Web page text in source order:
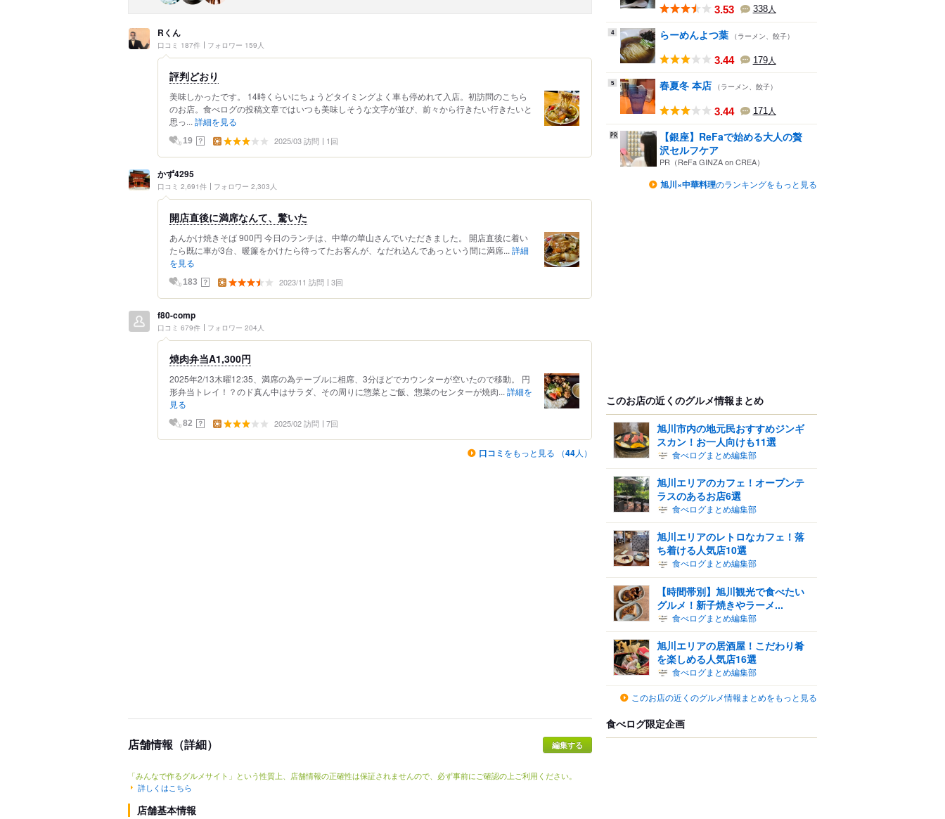
Rくん
口コミ 187件 フォロワー 159人
評判どおり
美味しかったです。 14時くらいにちょうどタイミングよく車も停めれて入店。初訪問のこちら
のお店。食べログの投稿文章ではいつも美味しそうな文字が並び、前々から行きたい行きたいと
思っ... 詳細を見る
19 ？ 2025/03 訪問 1回
かず4295
口コミ 2,691件 フォロワー 2,303人
開店直後に満席なんて、驚いた
あんかけ焼きそば 900円 今日のランチは、中華の華山さんでいただきました。 開店直後に着い
たら既に車が3台、暖簾をかけたら待ってたお客んが、なだれ込んであっという間に満席... 詳細
を見る
183 ？ 2023/11 訪問 3回
f80-comp
口コミ 679件 フォロワー 204人
焼肉弁当A1,300円
2025年2/13木曜12:35、満席の為テーブルに相席、3分ほどでカウンターが空いたので移動。 円
形弁当トレイ！？のド真ん中はサラダ、その周りに惣菜とご飯、惣菜のセンターが焼肉... 詳細を
見る
82 ？ 2025/02 訪問 7回
口コミ をもっと見る （44人）
店舗情報（詳細）
「みんなで作るグルメサイト」という性質上、店舗情報の正確性は保証されませんので、必ず事前にご確認の上ご利用ください。
詳しくはこちら
店舗基本情報
3.53 338人
4 らーめんよつ葉 （ラーメン、餃子）
3.44 179人
5 春夏冬 本店 （ラーメン、餃子）
3.44 171人
【銀座】ReFaで始める大人の贅
沢セルフケア
PR（ReFa GINZA on CREA）
旭川×中華料理のランキングをもっと見る
このお店の近くのグルメ情報まとめ
旭川市内の地元民おすすめジンギ
スカン！お一人向けも11選
食べログまとめ編集部
旭川エリアのカフェ！オープンテ
ラスのあるお店6選
食べログまとめ編集部
旭川エリアのレトロなカフェ！落
ち着ける人気店10選
食べログまとめ編集部
【時間帯別】旭川観光で食べたい
グルメ！新子焼きやラーメ...
食べログまとめ編集部
旭川エリアの居酒屋！こだわり肴
を楽しめる人気店16選
食べログまとめ編集部
このお店の近くのグルメ情報まとめをもっと見る
食べログ限定企画